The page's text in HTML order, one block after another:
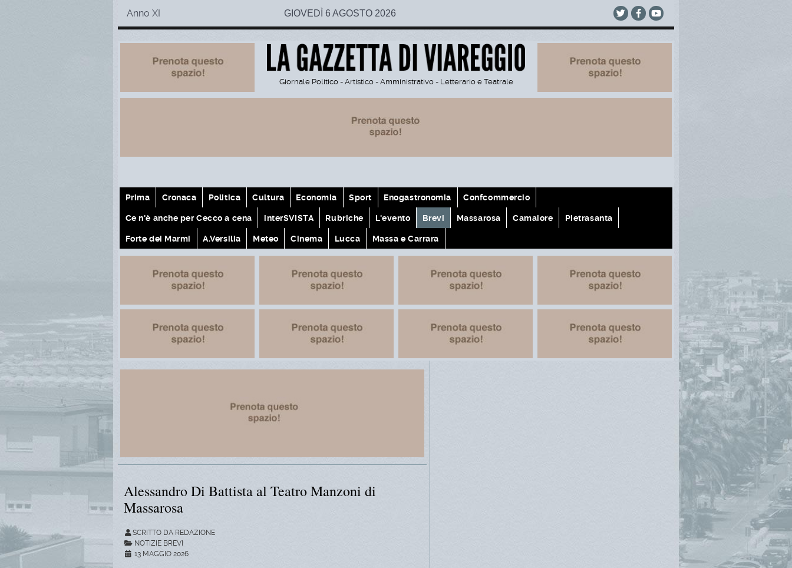
Anno XI GIOVEDÌ 6 AGOSTO 2026
Giornale Politico - Artistico - Amministrativo - Letterario e Teatrale
Prima Cronaca Politica Cultura Economia Sport Enogastronomia Confcommercio
Ce n'è anche per Cecco a cena interSVISTA Rubriche L'evento Brevi Massarosa Camaiore Pietrasanta
Forte dei Marmi A.Versilia Meteo Cinema Lucca Massa e Carrara
Alessandro Di Battista al Teatro Manzoni di
Massarosa
SCRITTO DA REDAZIONE
NOTIZIE BREVI
13 MAGGIO 2026